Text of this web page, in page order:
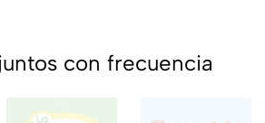
con frecuencia